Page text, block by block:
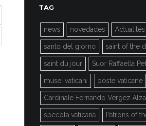
TAG
news novedades Actualités
santo del giorno saint of the
saint du jour Suor Raffaella
musei vaticani poste vaticane
Cardinale Fernando Vérgez
specola vaticana Patrons of